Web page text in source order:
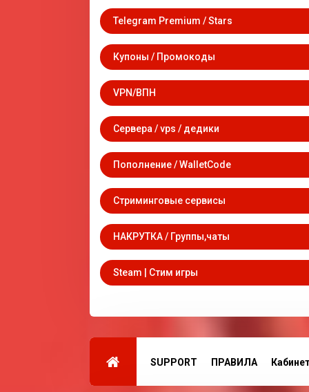
Telegram Premium / Stars
Купоны / Промокоды
VPN/ВПН
Сервера / vps / дедики
Пополнение / WalletCode
Стриминговые сервисы
НАКРУТКА / Группы,чаты
Steam | Стим игры
SUPPORT ПРАВИЛА